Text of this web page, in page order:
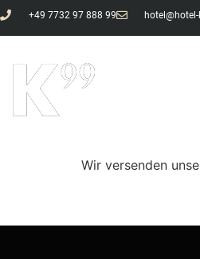
+49 7732 97 888 99
Wir versenden